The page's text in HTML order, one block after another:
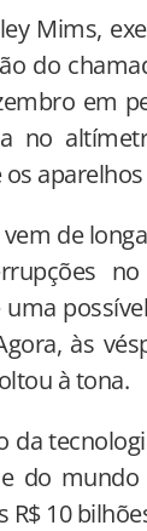
Mims,
do
em
no
de
às
à tona.
da
do mundo
R$ 10